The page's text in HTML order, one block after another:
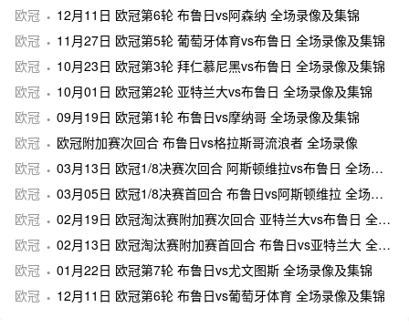
欧冠
12月11日 欧冠第6轮 布鲁日vs阿森纳 全场录像及集锦
欧冠
11月27日 欧冠第5轮 葡萄牙体育vs布鲁日 全场录像及集锦
欧冠
10月23日 欧冠第3轮 拜仁慕尼黑vs布鲁日 全场录像及集锦
欧冠
10月01日 欧冠第2轮 亚特兰大vs布鲁日 全场录像及集锦
欧冠
09月19日 欧冠第1轮 布鲁日vs摩纳哥 全场录像及集锦
欧冠
欧冠附加赛次回合 布鲁日vs格拉斯哥流浪者 全场录像
欧冠
03月13日 欧冠1/8决赛次回合 阿斯顿维拉vs布鲁日 全场录像及集锦
欧冠
03月05日 欧冠1/8决赛首回合 布鲁日vs阿斯顿维拉 全场录像及集锦
欧冠
02月19日 欧冠淘汰赛附加赛次回合 亚特兰大vs布鲁日 全场录像及集锦
欧冠
02月13日 欧冠淘汰赛附加赛首回合 布鲁日vs亚特兰大 全场录像及集锦
欧冠
01月22日 欧冠第7轮 布鲁日vs尤文图斯 全场录像及集锦
欧冠
12月11日 欧冠第6轮 布鲁日vs葡萄牙体育 全场录像及集锦